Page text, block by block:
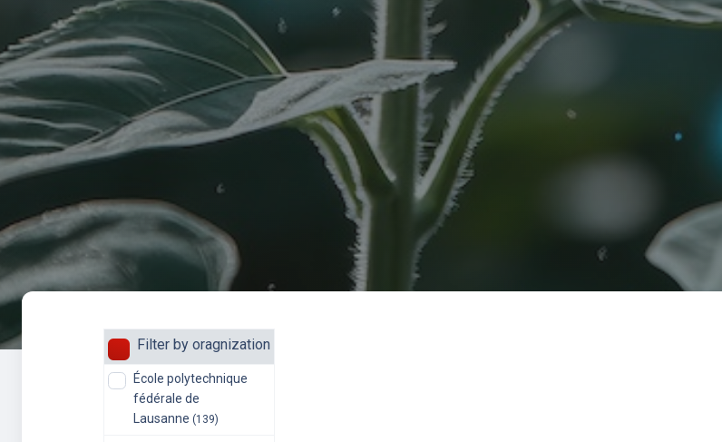
Filter by oragnization
École polytechnique
fédérale de
Lausanne (139)